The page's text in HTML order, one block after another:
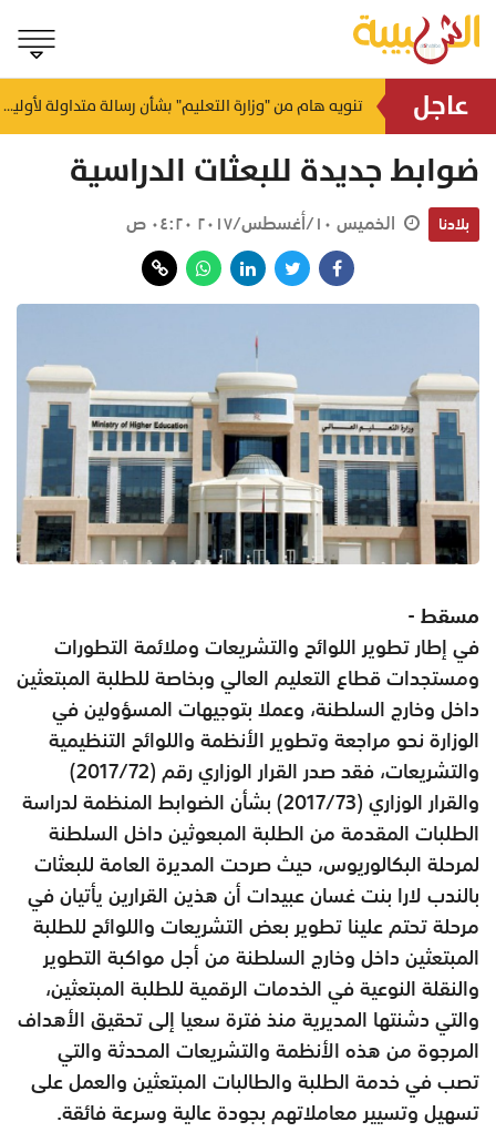
عاجل تغطي أشهر معالم ظفار.. تفاصيل مسارات وأوقات رحلات "حافلة المذاق العُماني"
ضوابط جديدة للبعثات الدراسية
بلادنا الخميس ١٠/أغسطس/٢٠١٧ ٠٤:٢٠ ص
مسقط -
في إطار تطوير اللوائح والتشريعات وملائمة التطورات
ومستجدات قطاع التعليم العالي وبخاصة للطلبة المبتعثين
داخل وخارج السلطنة، وعملا بتوجيهات المسؤولين في
الوزارة نحو مراجعة وتطوير الأنظمة واللوائح التنظيمية
والتشريعات، فقد صدر القرار الوزاري رقم (72/‏‏2017)
والقرار الوزاري (73/‏‏2017) بشأن الضوابط المنظمة لدراسة
الطلبات المقدمة من الطلبة المبعوثين داخل السلطنة
لمرحلة البكالوريوس، حيث صرحت المديرة العامة للبعثات
بالندب لارا بنت غسان عبيدات أن هذين القرارين يأتيان في
مرحلة تحتم علينا تطوير بعض التشريعات واللوائح للطلبة
المبتعثين داخل وخارج السلطنة من أجل مواكبة التطوير
والنقلة النوعية في الخدمات الرقمية للطلبة المبتعثين،
والتي دشنتها المديرية منذ فترة سعيا إلى تحقيق الأهداف
المرجوة من هذه الأنظمة والتشريعات المحدثة والتي
تصب في خدمة الطلبة والطالبات المبتعثين والعمل على
تسهيل وتسيير معاملاتهم بجودة عالية وسرعة فائقة.